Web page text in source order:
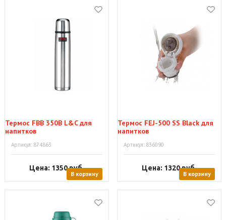
Термос FBB 350B L&C для
напитков
Артикул: 874863
Цена: 1350руб.
В корзину
Термос FEJ-500 SS Black для
напитков
Артикул: 836090
Цена: 1320руб.
В корзину